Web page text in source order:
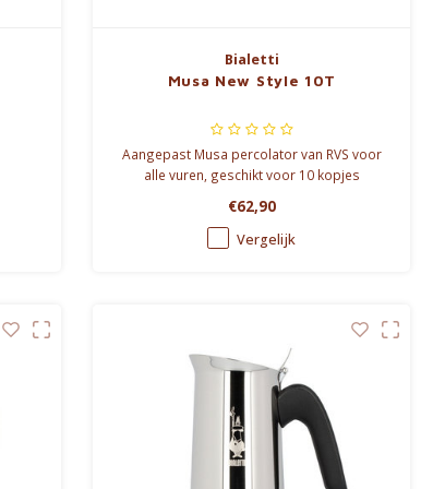
Bialetti
Musa New Style 10T
Aangepast Musa percolator van RVS voor
alle vuren, geschikt voor 10 kopjes
€62,90
Vergelijk